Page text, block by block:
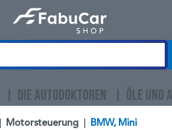
DIE AUTODOKTOREN ÖLE UND
Motorsteuerung BMW, Mini